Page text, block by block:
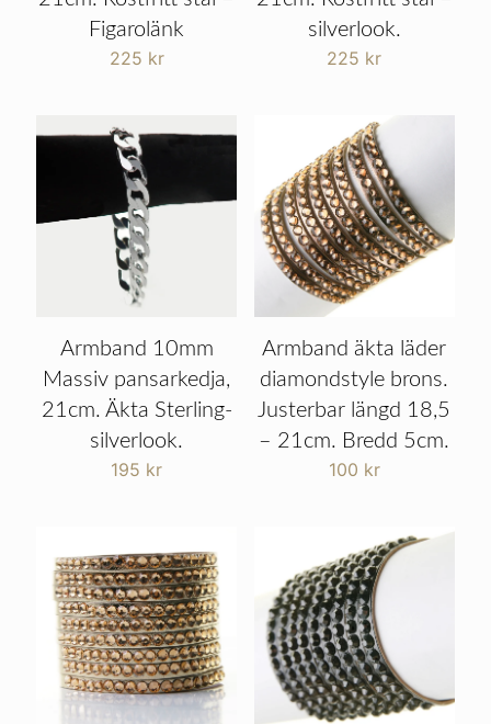
Figarolänk
225 kr
silverlook.
225 kr
Armband 10mm
Massiv pansarkedja,
21cm. Äkta Sterling-
silverlook.
195 kr
Armband äkta läder
diamondstyle brons.
Justerbar längd 18,5
– 21cm. Bredd 5cm.
100 kr